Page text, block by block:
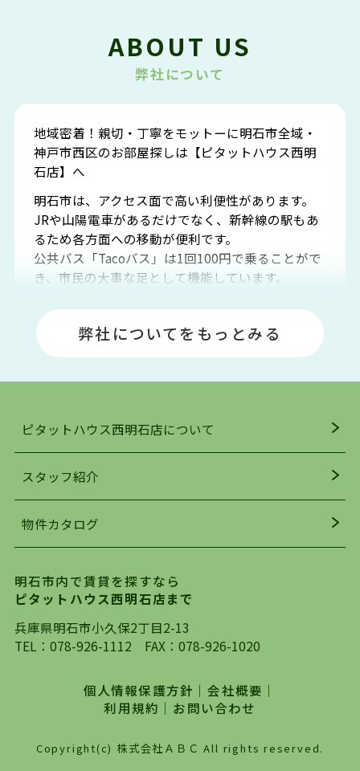
ABOUT US
弊社について
地域密着！親切・丁寧をモットーに明石市全域・
神戸市西区のお部屋探しは【ピタットハウス西明
石店】へ
明石市は、アクセス面で高い利便性があります。
JRや山陽電車があるだけでなく、新幹線の駅もあ
るため各方面への移動が便利です。
公共バス「Tacoバス」は1回100円で乗ることがで
き、市民の大事な足として機能しています。
場や釣りスポットが多くあります。JR「大久保
駅」周辺には、ビブレ・イオンをはじめとした買
い物施設も多くあり、買い物にも困りません。
明石駅・西明石駅を中心に、明石市・神戸市西区
でお部屋探している方は、ぜひ当ＨＰにて物件を
お探しになってください。弊社は、スタッフの平
を行っており地域最大級の情報取扱量を誇ってお
ります。店頭で限られた物件をご紹介する、従来
自身でインターネットを利用し、理想のお部屋を
探していただき、選択していただいた物件情報に
対して、専門知識を持ったスタッフがサポートさ
せていただくスタイルを心がけております。私た
は、一度だけでは終わらない、お客様との末長い
お付き合いです。初めての一人暮らしから、就
職・ご結婚・売買物件の購入、などなど一生涯に
わたる、良きアドバイザーとして、地域に密着し
た営業スタイルで様々なお役立ちができればと強
弊社についてをもっとみる
ピタットハウス西明石店について
スタッフ紹介
物件カタログ
明石市内で賃貸を探すなら
ピタットハウス西明石店まで
兵庫県明石市小久保2丁目2-13
TEL： 078-926-1112 FAX：078-926-1020
個人情報保護方針 ｜会社概要 ｜
利用規約 ｜ お問い合わせ
Copyright(c) 株式会社ＡＢＣ All rights reserved.